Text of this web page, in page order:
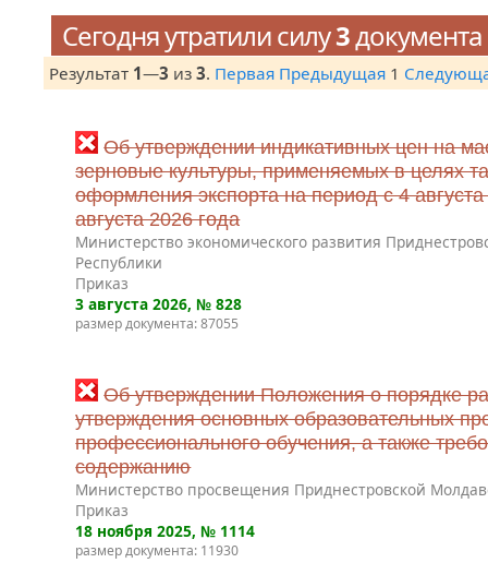
Сегодня утратили силу3документа
Результат 1—3 из 3. Первая Предыдущая 1
Об утверждении индикативных цен на
зерновые культуры, применяемых в целях
оформления экспорта на период с 4
августа 2026 года
Министерство экономического развития
Республики
Приказ
3 августа 2026, № 828
размер документа: 87055
Об утверждении Положения о порядке
утверждения основных образовательных
профессионального обучения, а также
содержанию
Министерство просвещения Приднестровской
Приказ
18 ноября 2025, № 1114
размер документа: 11930